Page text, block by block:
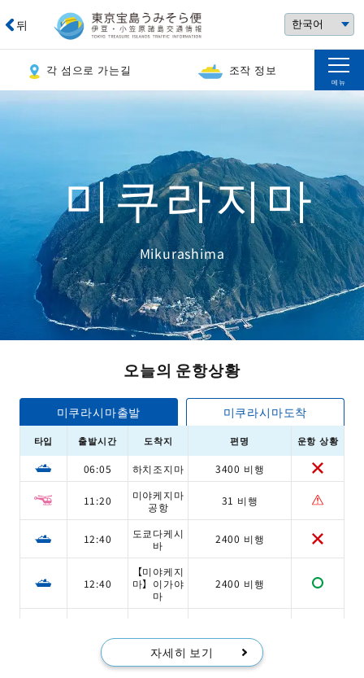
뒤
각 섬으로 가는길 조작 정보
메뉴
미쿠라지마
Mikurashima
오늘의 운항상황
미쿠라시마출발 미쿠라시마도착
타입 출발시간 도착지 편명 운항 상황
06:05 하치조지마 3400 비행
11:20
미야케지마
공항
31 비행
12:40
도쿄다케시
바
2400 비행
12:40
【미야케지
마】이가야
마
2400 비행
자세히 보기